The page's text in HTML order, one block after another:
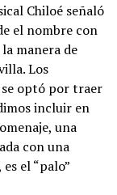
Chiloé señaló
el nombre con
manera de
Los
se optó por traer
incluir en
una
con una
el “palo”